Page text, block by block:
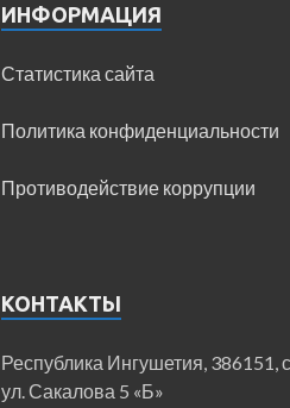
ИНФОРМАЦИЯ
Статистика сайта
Политика конфиденциальности
Противодействие коррупции
КОНТАКТЫ
Республика Ингушетия, 386151,
ул. Сакалова 5 «Б»